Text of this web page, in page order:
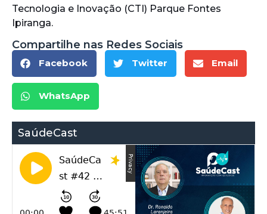
Tecnologia e Inovação (CTI) Parque Fontes
Ipiranga.
Compartilhe nas Redes Sociais
Facebook Twitter Email
WhatsApp
SaúdeCast